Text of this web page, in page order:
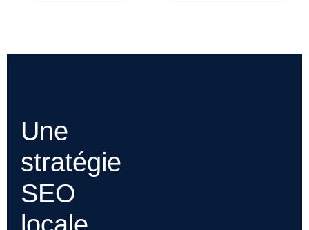
Une
stratégie
SEO